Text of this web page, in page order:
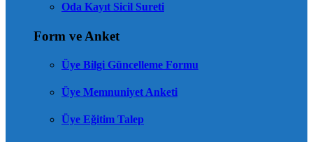
Oda Kayıt Sicil Sureti
Form ve Anket
Üye Bilgi Güncelleme Formu
Üye Memnuniyet Anketi
Üye Eğitim Talep